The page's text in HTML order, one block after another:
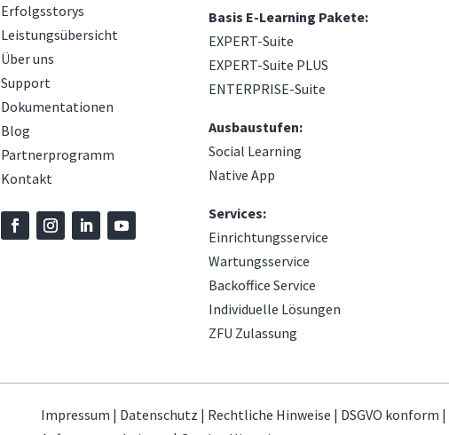
Erfolgsstorys
Leistungsübersicht
Über uns
Support
Dokumentationen
Blog
Partnerprogramm
Kontakt
Basis E-Learning Pakete:
EXPERT-Suite
EXPERT-Suite PLUS
ENTERPRISE-Suite
Ausbaustufen:
Social Learning
Native App
Services:
Einrichtungsservice
Wartungsservice
Backoffice Service
Individuelle Lösungen
ZFU Zulassung
Impressum | Datenschutz | Rechtliche Hinweise | DSGVO konform |